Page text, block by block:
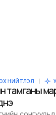
НИЙТЛЭЛ
тамганы